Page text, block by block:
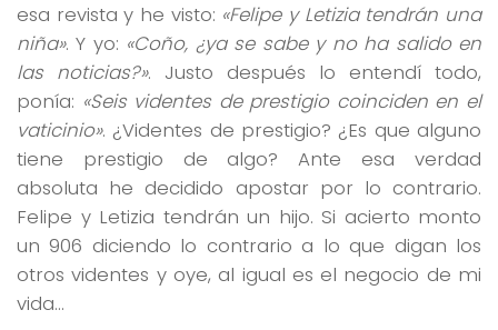
esa revista y he visto: «Felipe y Letizia tendrán una
niña». Y yo: «Coño, ¿ya se sabe y no ha salido en
las noticias?». Justo después lo entendí todo,
ponía: «Seis videntes de prestigio coinciden en el
vaticinio». ¿Videntes de prestigio? ¿Es que alguno
tiene prestigio de algo? Ante esa verdad
absoluta he decidido apostar por lo contrario.
Felipe y Letizia tendrán un hijo. Si acierto monto
un 906 diciendo lo contrario a lo que digan los
otros videntes y oye, al igual es el negocio de mi
vida…